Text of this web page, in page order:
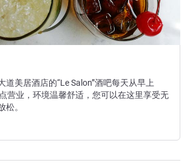
道美居酒店的“Le Salon”酒吧每天从早上
营业，环境温馨舒适，您可以在这里享受无
松。